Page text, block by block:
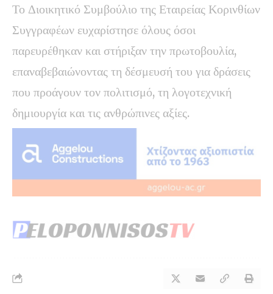
Το Διοικητικό Συμβούλιο της Εταιρείας Κορινθίων
Συγγραφέων ευχαρίστησε όλους όσοι
παρευρέθηκαν και στήριξαν την πρωτοβουλία,
επαναβεβαιώνοντας τη δέσμευσή του για δράσεις
που προάγουν τον πολιτισμό, τη λογοτεχνική
δημιουργία και τις ανθρώπινες αξίες.